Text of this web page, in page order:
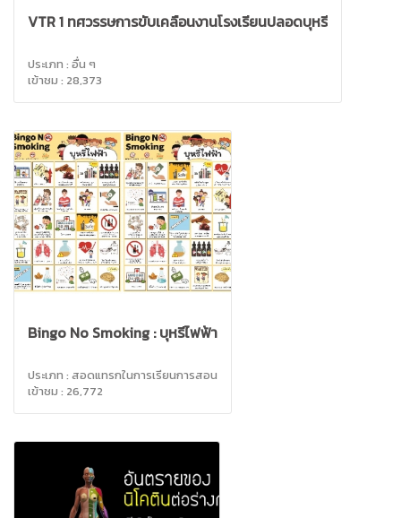
VTR 1 ทศวรรษการขับเคลื่อนงานโรงเรียนปลอดบุหรี่
ประเภท : อื่น ๆ
เข้าชม : 28,373
Bingo No Smoking : บุหรี่ไฟฟ้า
ประเภท : สอดแทรกในการเรียนการสอน
เข้าชม : 26,772